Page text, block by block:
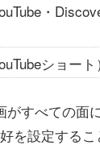
・
ショート）
がすべての面
を設定する